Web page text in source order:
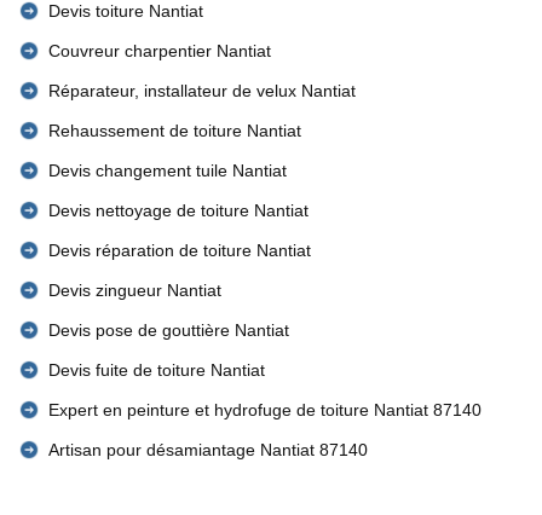
Devis toiture Nantiat
Couvreur charpentier Nantiat
Réparateur, installateur de velux Nantiat
Rehaussement de toiture Nantiat
Devis changement tuile Nantiat
Devis nettoyage de toiture Nantiat
Devis réparation de toiture Nantiat
Devis zingueur Nantiat
Devis pose de gouttière Nantiat
Devis fuite de toiture Nantiat
Expert en peinture et hydrofuge de toiture Nantiat 87140
Artisan pour désamiantage Nantiat 87140